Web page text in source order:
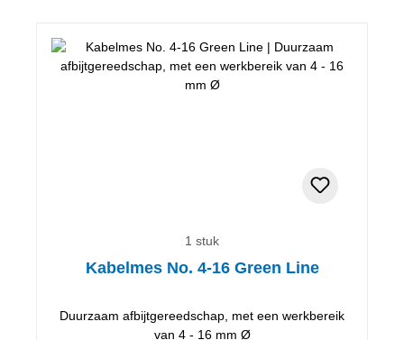
1 stuk
Kabelmes No. 4-16 Green Line
Duurzaam afbijtgereedschap, met een werkbereik
van 4 - 16 mm Ø